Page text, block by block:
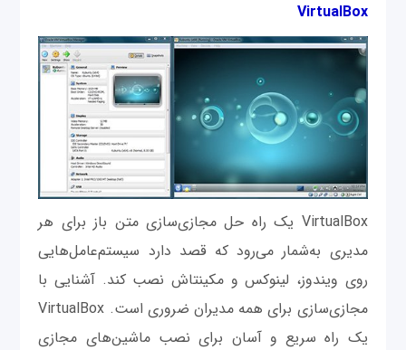
VirtualBox
VirtualBox یک راه‌ حل مجازی‌سازی متن‌ باز برای هر
مدیری به‌شمار می‌رود که قصد دارد سیستم‌عامل‌هایی
روی ویندوز، لینوکس و مکینتاش نصب کند. آشنایی با
مجازی‌سازی برای همه مدیران ضروری است. VirtualBox
یک راه سریع و آسان برای نصب ماشین‌های مجازی